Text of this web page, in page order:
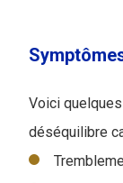
Voici
déséquilibre